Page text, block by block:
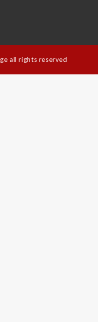
all rights reserved